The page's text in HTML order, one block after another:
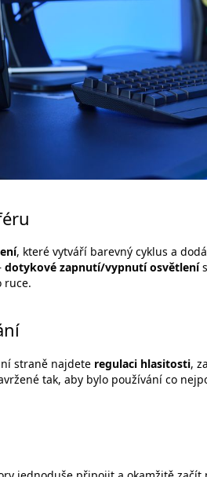
, které vytváří barevný cyklus a
dotykové zapnutí/vypnutí osvětlení
ruce.
straně najdete regulaci hlasitosti,
tak, aby bylo používání co